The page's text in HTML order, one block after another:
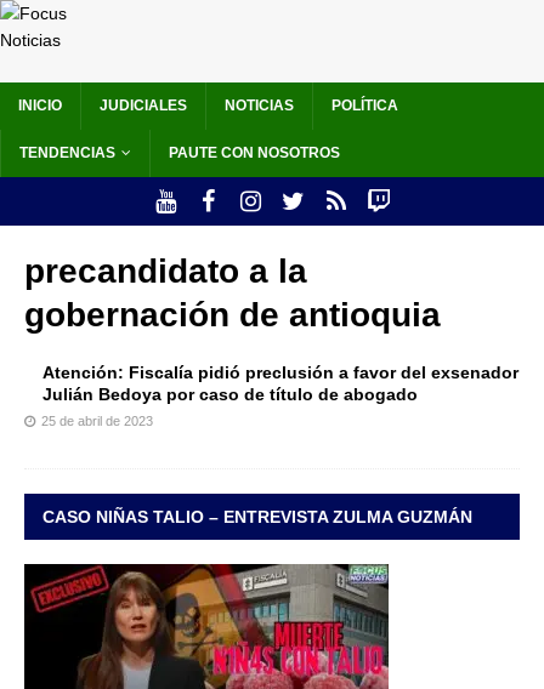
INICIO JUDICIALES NOTICIAS POLÍTICA
TENDENCIAS PAUTE CON NOSOTROS
precandidato a la
gobernación de antioquia
Atención: Fiscalía pidió preclusión a favor del exsenador
Julián Bedoya por caso de título de abogado
25 de abril de 2023
CASO NIÑAS TALIO – ENTREVISTA ZULMA GUZMÁN